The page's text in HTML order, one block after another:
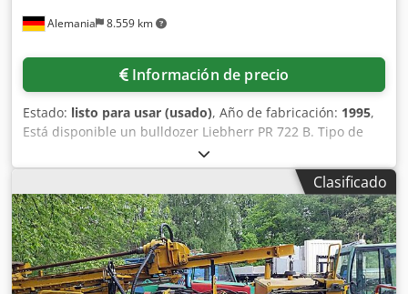
Alemania 8.559 km
Información de precio
Estado: listo para usar (usado), Año de fabricación: 1995,
Está disponible un bulldozer Liebherr PR 722 B. Tipo de
motor: Liebherr D 924 T-E, potencia del motor:
97kW(132PS), cilindrada: 6,7l(6700cm³), velocidad máxima:
11km/h, ancho de vía: 610mm, altura sobre la cabina:
3100mm, dimensiones de transporte X/Y/Z: aprox.
3890mm/2410mm/3100mm, peso: aprox. 15400kg, horas
de funcionamiento: 11884h. La transmisión derecha de la
máquina tiene fugas. Documentación disponible. Es
posible una inspección in situ. Credpsuzlgwefx Af Dof
Clasificado